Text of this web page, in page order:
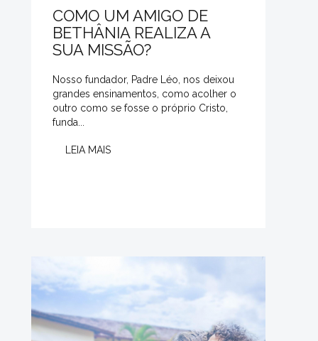
COMO UM AMIGO DE
BETHÂNIA REALIZA A
SUA MISSÃO?
Nosso fundador, Padre Léo, nos deixou
grandes ensinamentos, como acolher o
outro como se fosse o próprio Cristo,
funda...
LEIA MAIS